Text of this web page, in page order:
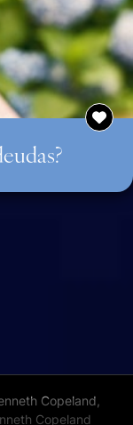
Copeland,
Copeland